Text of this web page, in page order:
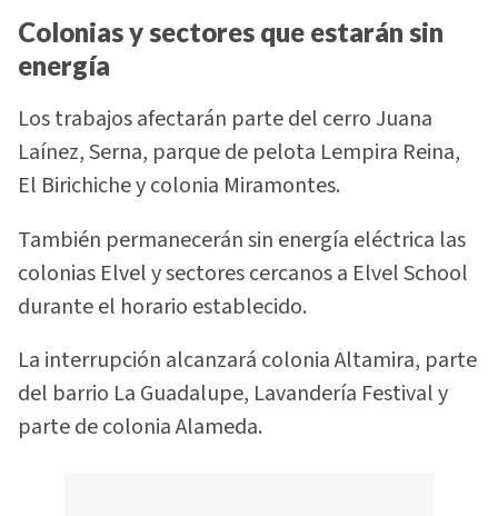
Colonias y sectores que estarán sin
energía
Los trabajos afectarán parte del cerro Juana
Laínez, Serna, parque de pelota Lempira Reina,
El Birichiche y colonia Miramontes.
También permanecerán sin energía eléctrica las
colonias Elvel y sectores cercanos a Elvel School
durante el horario establecido.
La interrupción alcanzará colonia Altamira, parte
del barrio La Guadalupe, Lavandería Festival y
parte de colonia Alameda.